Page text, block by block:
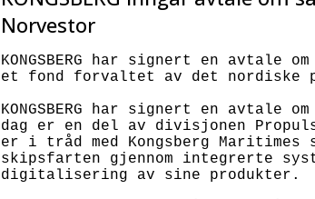
Norvestor
KONGSBERG har signert en
et fond forvaltet av det nordiske
KONGSBERG har signert en avtale
dag er en del av divisjonen
er i tråd med Kongsberg
skipsfarten gjennom integrerte
digitalisering av sine produkter.